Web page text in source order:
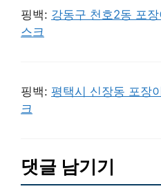
핑백: 강동구 천호2동 포
스크
핑백: 평택시 신장동 포장
크
댓글 남기기